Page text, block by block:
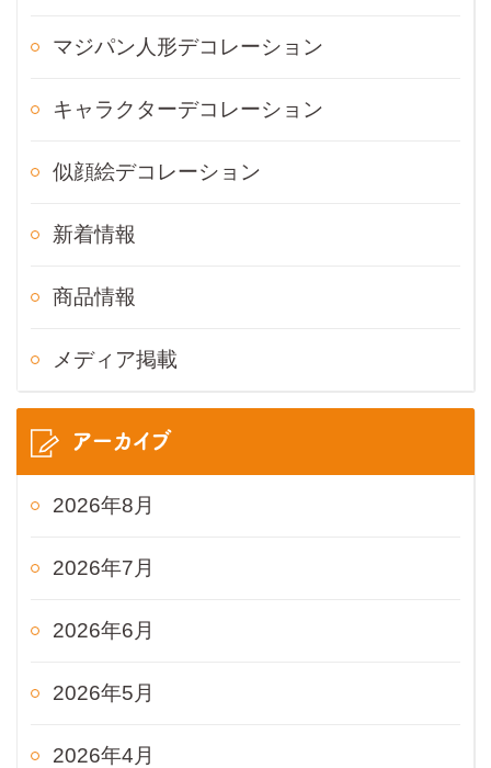
マジパン人形デコレーション
キャラクターデコレーション
似顔絵デコレーション
新着情報
商品情報
メディア掲載
アーカイブ
2026年8月
2026年7月
2026年6月
2026年5月
2026年4月